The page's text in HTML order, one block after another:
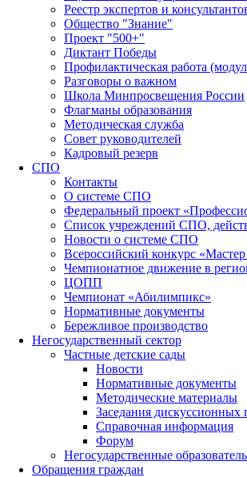
Реестр экспертов и
Общество "Знание"
Проект "500+"
Диктант Победы
Профилактическая работа
Разговоры о важном
Школа Минпросвещения России
Флагманы образования
Методическая служба
Совет руководителей
Кадровый резерв
СПО
Контакты
О системе СПО
Федеральный проект
Список учреждений СПО,
Новости о системе СПО
Всероссийский конкурс «Мастер
Чемпионатное движение в
ЦОПП
Чемпионат «Абилимпикс»
Нормативные документы
Бережливое производство
Негосударственный сектор
Частные детские сады
Новости
Нормативные документы
Методические материалы
Заседания дискуссионных
Справочная информация
Форум
Негосударственные
Обращения граждан